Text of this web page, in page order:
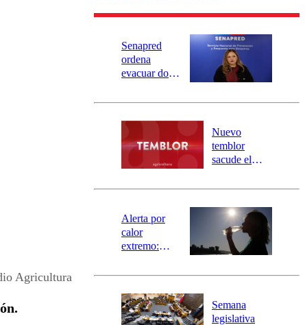
Agricultura
Senapred
ordena
evacuar dos
Carahue por
río Damas:
activa
mensajería
SAE
Nuevo
temblor
sacude el
revisa la
epicentro
Alerta por
calor
extremo:
activa Alerta
Preventiva en
tres comunas
Semana
legislativa